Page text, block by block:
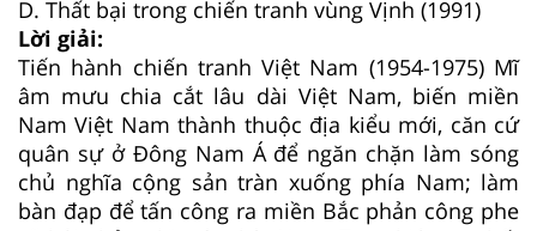
D. Thất bại trong chiến tranh vùng Vịnh (1991)
Lời giải:
Tiến hành chiến tranh Việt Nam (1954-1975) Mĩ
âm mưu chia cắt lâu dài Việt Nam, biến miền
Nam Việt Nam thành thuộc địa kiểu mới, căn cứ
quân sự ở Đông Nam Á để ngăn chặn làm sóng
chủ nghĩa cộng sản tràn xuống phía Nam; làm
bàn đạp để tấn công ra miền Bắc phản công phe